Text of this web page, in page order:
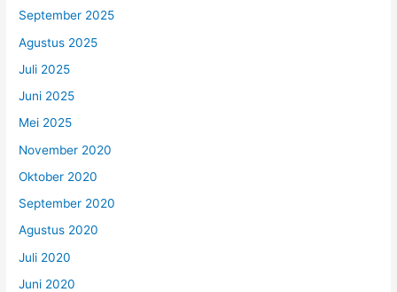
September 2025
Agustus 2025
Juli 2025
Juni 2025
Mei 2025
November 2020
Oktober 2020
September 2020
Agustus 2020
Juli 2020
Juni 2020